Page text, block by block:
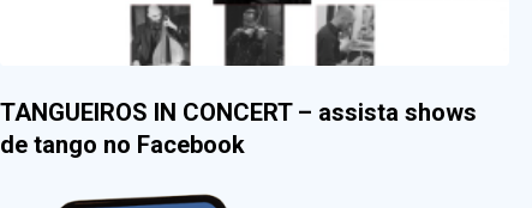
TANGUEIROS IN CONCERT – assista shows
de tango no Facebook